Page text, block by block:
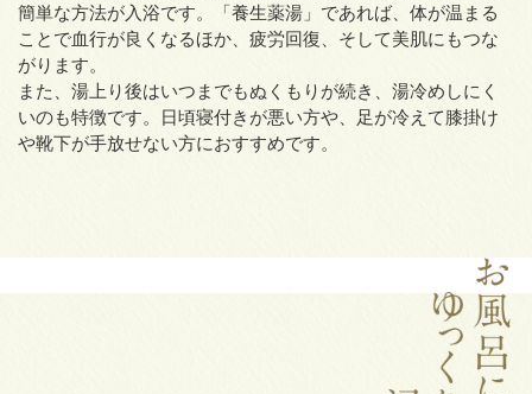
簡単な方法が入浴です。「養生薬湯」であれば、体が温まる
ことで血行が良くなるほか、疲労回復、そして美肌にもつな
がります。
また、湯上り後はいつまでもぬくもりが続き、湯冷めしにく
いのも特徴です。日頃寝付きが悪い方や、足が冷えて膝掛け
や靴下が手放せない方におすすめです。